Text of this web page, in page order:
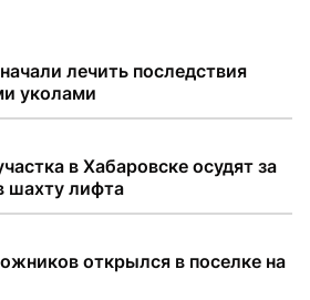
лечить последствия
уколами
в Хабаровске осудят за
шахту лифта
открылся в поселке на